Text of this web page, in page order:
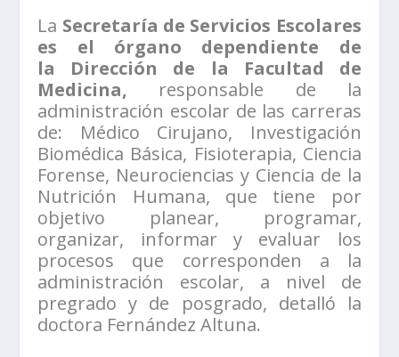
La Secretaría de Servicios Escolares
es el órgano dependiente de
la Dirección de la Facultad de
Medicina, responsable de la
administración escolar de las carreras
de: Médico Cirujano, Investigación
Biomédica Básica, Fisioterapia, Ciencia
Forense, Neurociencias y Ciencia de la
Nutrición Humana, que tiene por
objetivo planear, programar,
organizar, informar y evaluar los
procesos que corresponden a la
administración escolar, a nivel de
pregrado y de posgrado, detalló la
doctora Fernández Altuna.